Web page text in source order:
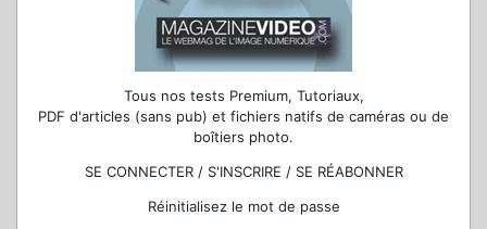
Tous nos tests Premium, Tutoriaux,
PDF d'articles (sans pub) et fichiers natifs de caméras ou de
boîtiers photo.
SE CONNECTER / S'INSCRIRE / SE RÉABONNER
Réinitialisez le mot de passe